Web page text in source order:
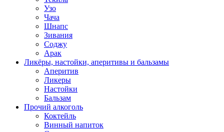
Узо
Чача
Шнапс
Зивания
Соджу
Арак
Ликёры, настойки, аперитивы и бальзамы
Аперитив
Ликеры
Настойки
Бальзам
Прочий алкоголь
Коктейль
Винный напиток